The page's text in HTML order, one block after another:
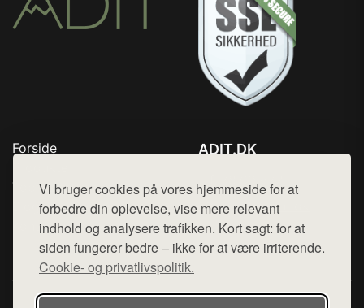
Vi bruger cookies på vores hjemmeside for at
forbedre din oplevelse, vise mere relevant
indhold og analysere trafikken. Kort sagt: for at
siden fungerer bedre – ikke for at være irriterende.
Cookie- og privatlivspolitik.
Forside
Top Rabatter
Blog
Kontakt
ADIT.DK
Mail: hej@want.dk
Cookie- og privatlivspolitik